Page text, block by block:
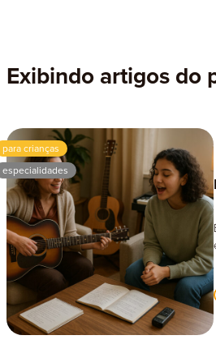
Exibindo artigos do
para crianças
especialidades